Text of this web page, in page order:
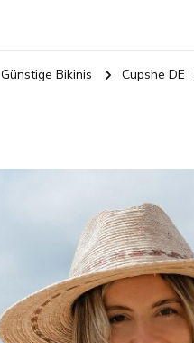
Günstige Bikinis Cupshe DE